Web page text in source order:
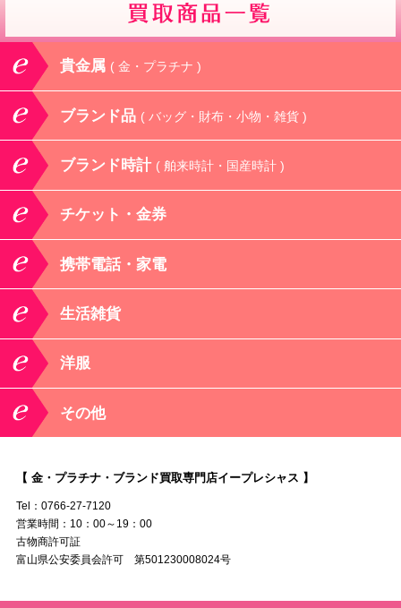
貴金属 ( 金・プラチナ )
ブランド品 ( バッグ・財布・小物・雑貨 )
ブランド時計 ( 舶来時計・国産時計 )
チケット・金券
携帯電話・家電
生活雑貨
洋服
その他
【 金・プラチナ・ブランド買取専門店イープレシャス 】
Tel：0766-27-7120
営業時間：10：00～19：00
古物商許可証
富山県公安委員会許可 第501230008024号